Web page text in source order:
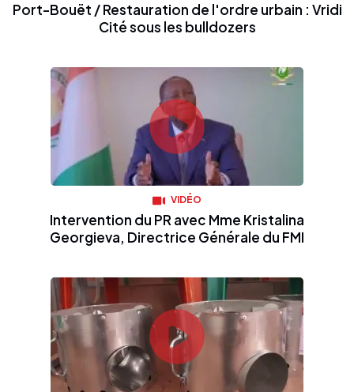
Port-Bouët / Restauration de l'ordre urbain : Vridi
Cité sous les bulldozers
VIDÉO
Intervention du PR avec Mme Kristalina
Georgieva, Directrice Générale du FMI